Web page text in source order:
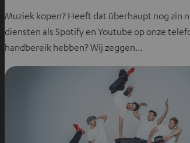
Muziek kopen? Heeft dat überhaupt nog zin
diensten als Spotify en Youtube op onze
handbereik hebben? Wij zeggen…